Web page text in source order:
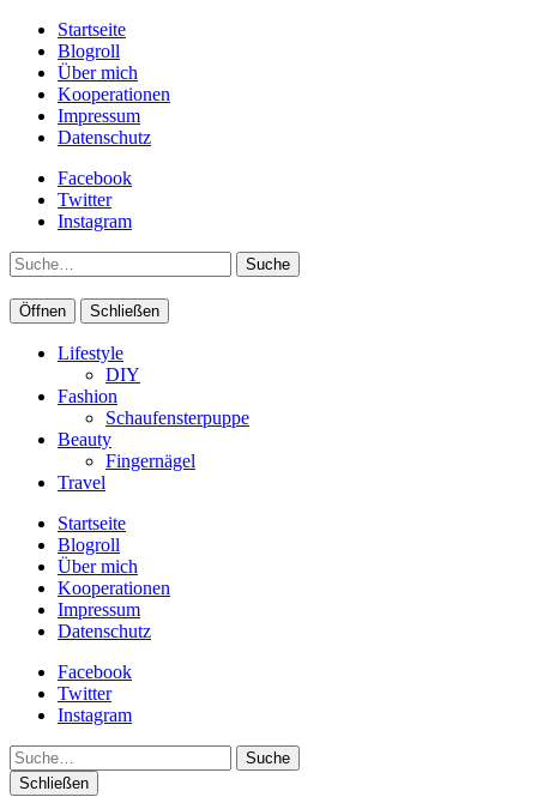
Startseite
Blogroll
Über mich
Kooperationen
Impressum
Datenschutz
Facebook
Twitter
Instagram
Suche
Öffnen Schließen
Lifestyle
DIY
Fashion
Schaufensterpuppe
Beauty
Fingernägel
Travel
Startseite
Blogroll
Über mich
Kooperationen
Impressum
Datenschutz
Facebook
Twitter
Instagram
Suche
Schließen